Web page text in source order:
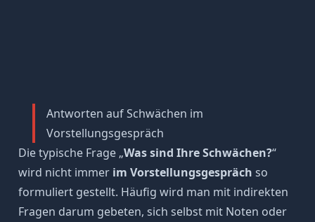
Antworten auf Schwächen im
Vorstellungsgespräch
Die typische Frage „Was sind Ihre Schwächen?“
wird nicht immer im Vorstellungsgespräch so
formuliert gestellt. Häufig wird man mit indirekten
Fragen darum gebeten, sich selbst mit Noten oder